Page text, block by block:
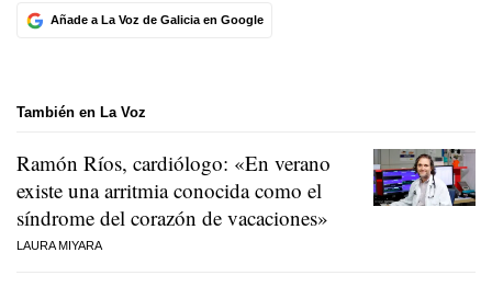
Añade a La Voz de Galicia en Google
También en La Voz
Ramón Ríos, cardiólogo: «En verano
existe una arritmia conocida como el
síndrome del corazón de vacaciones»
LAURA MIYARA